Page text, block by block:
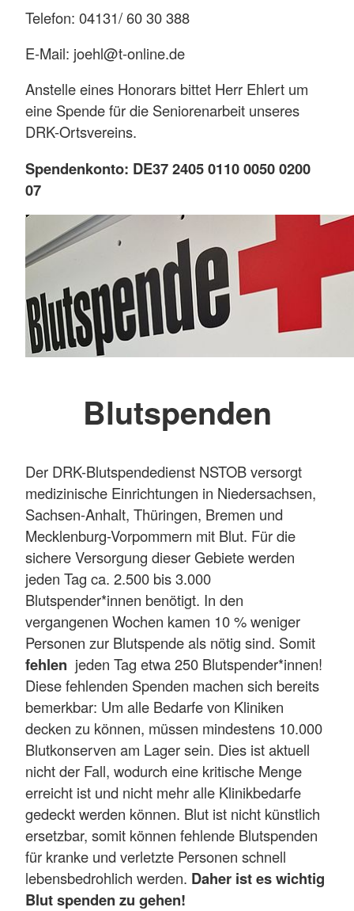
Telefon: 04131/ 60 30 388
E-Mail: joehl@t-online.de
Anstelle eines Honorars bittet Herr Ehlert um
eine Spende für die Seniorenarbeit unseres
DRK-Ortsvereins.
Spendenkonto: DE37 2405 0110 0050 0200
07
Blutspenden
Der DRK-Blutspendedienst NSTOB versorgt
medizinische Einrichtungen in Niedersachsen,
Sachsen-Anhalt, Thüringen, Bremen und
Mecklenburg-Vorpommern mit Blut. Für die
sichere Versorgung dieser Gebiete werden
jeden Tag ca. 2.500 bis 3.000
Blutspender*innen benötigt. In den
vergangenen Wochen kamen 10 % weniger
Personen zur Blutspende als nötig sind. Somit
fehlen jeden Tag etwa 250 Blutspender*innen!
Diese fehlenden Spenden machen sich bereits
bemerkbar: Um alle Bedarfe von Kliniken
decken zu können, müssen mindestens 10.000
Blutkonserven am Lager sein. Dies ist aktuell
nicht der Fall, wodurch eine kritische Menge
erreicht ist und nicht mehr alle Klinikbedarfe
gedeckt werden können. Blut ist nicht künstlich
ersetzbar, somit können fehlende Blutspenden
für kranke und verletzte Personen schnell
lebensbedrohlich werden. Daher ist es wichtig
Blut spenden zu gehen!